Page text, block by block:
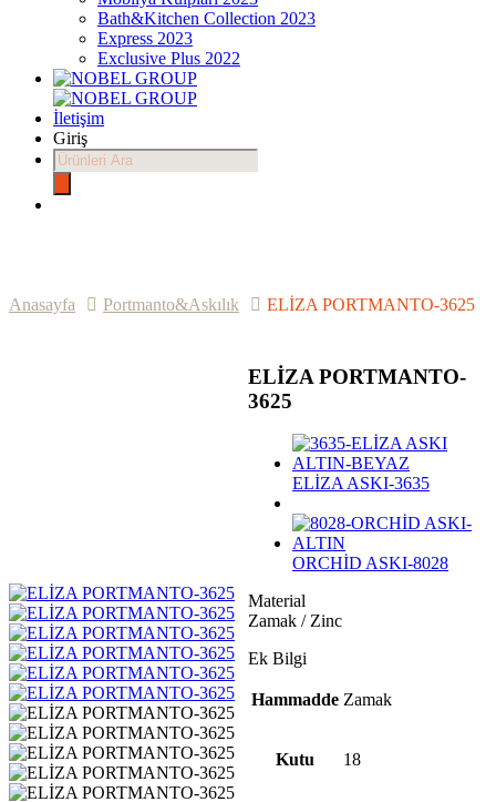
Bath&Kitchen Collection 2023
Express 2023
Exclusive Plus 2022
İletişim
Giriş
Products
search
Anasayfa Portmanto&Askılık ELİZA PORTMANTO-3625
ELİZA PORTMANTO-
3625
ELİZA ASKI-3635
ORCHİD ASKI-8028
Material
Zamak / Zinc
Ek Bilgi
Hammadde Zamak
Kutu 18